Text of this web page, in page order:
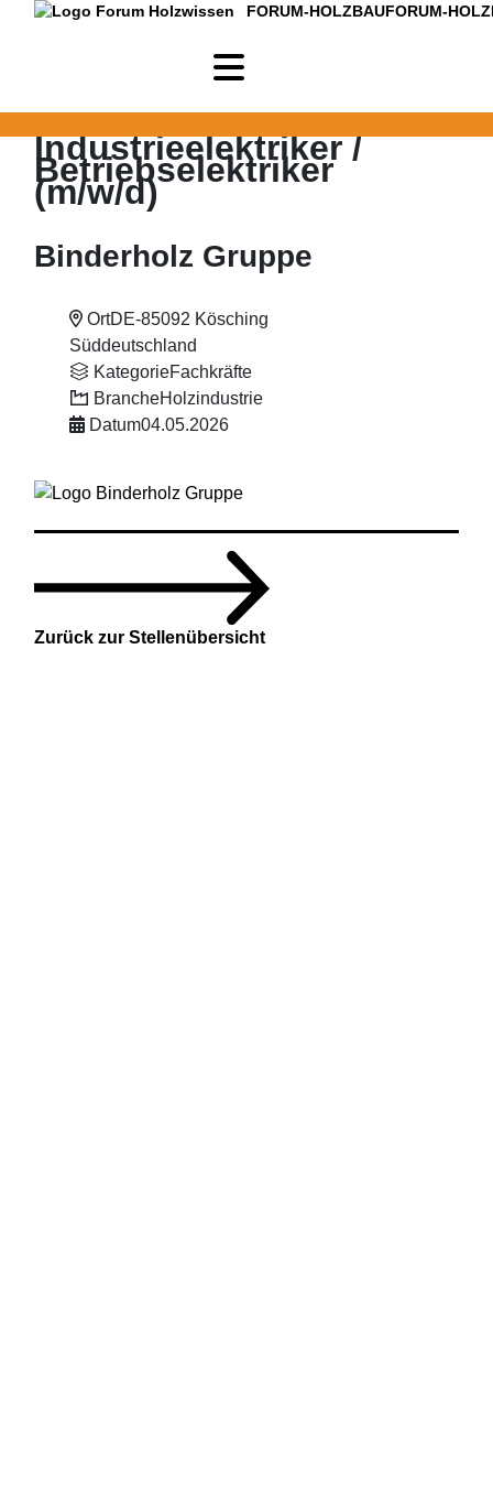
FORUM-HOLZBAUFORUM-
Industrieelektriker /
Betriebselektriker
(m/w/d)
Binderholz Gruppe
OrtDE-85092 Kösching
Süddeutschland
KategorieFachkräfte
BrancheHolzindustrie
Datum04.05.2026
Zurück zur Stellenübersicht